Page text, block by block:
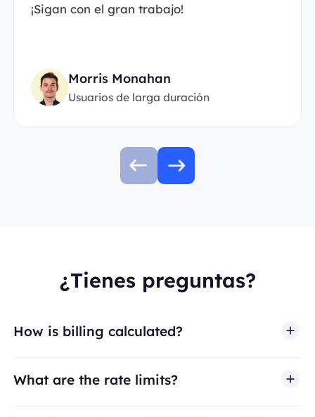
¡Sigan con el gran trabajo!
Morris Monahan
Usuarios de larga duración
¿Tienes preguntas?
How is billing calculated?
What are the rate limits?